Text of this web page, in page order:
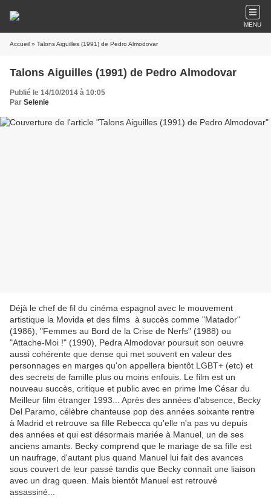
MENU
Accueil » Talons Aiguilles (1991) de Pedro Almodovar
Talons Aiguilles (1991) de Pedro Almodovar
Publié le 14/10/2014 à 10:05
Par Selenie
Déjà le chef de fil du cinéma espagnol avec le mouvement
artistique la Movida et des films à succès comme "Matador"
(1986), "Femmes au Bord de la Crise de Nerfs" (1988) ou
"Attache-Moi !" (1990), Pedra Almodovar poursuit son oeuvre
aussi cohérente que dense qui met souvent en valeur des
personnages en marges qu'on appellera bientôt LGBT+ (etc) et
des secrets de famille plus ou moins enfouis. Le film est un
nouveau succès, critique et public avec en prime lme César du
Meilleur film étranger 1993... Après des années d'absence, Becky
Del Paramo, célèbre chanteuse pop des années soixante rentre
à Madrid et retrouve sa fille Rebecca qu'elle n'a pas vu depuis
des années et qui est désormais mariée à Manuel, un de ses
anciens amants. Becky comprend que le mariage de sa fille est
un naufrage, d'autant plus quand Manuel lui fait des avances
sous couvert de leur passé tandis que Becky connaît une liaison
avec un drag queen. Mais bientôt Manuel est retrouvé
assassiné...